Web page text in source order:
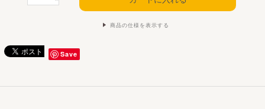
商品の仕様を表示する
Save